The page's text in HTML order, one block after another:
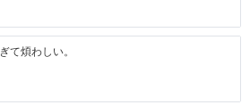
て煩わしい。